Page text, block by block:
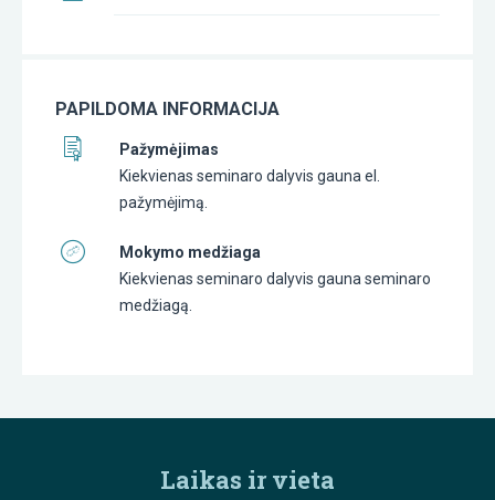
PAPILDOMA INFORMACIJA
Pažymėjimas
Kiekvienas seminaro dalyvis gauna el.
pažymėjimą.
Mokymo medžiaga
Kiekvienas seminaro dalyvis gauna seminaro
medžiagą.
Laikas ir vieta